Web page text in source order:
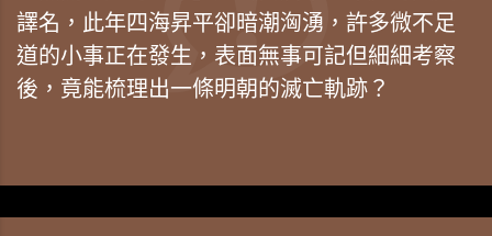
譯名，此年四海昇平卻暗潮洶湧，許多微不足
道的小事正在發生，表面無事可記但細細考察
後，竟能梳理出一條明朝的滅亡軌跡？